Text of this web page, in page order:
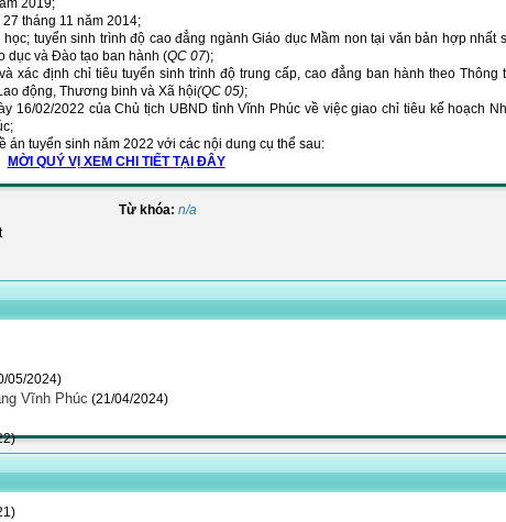
2019;
tháng 11 năm 2014;
tuyển sinh trình độ cao đẳng ngành Giáo dục Mầm non tại văn bản hợp nhất
dục và Đào tạo ban hành (QC 07);
định chỉ tiêu tuyển sinh trình độ trung cấp, cao đẳng ban hành theo Thông
động, Thương binh và Xã hội(QC 05);
2022 của Chủ tịch UBND tỉnh Vĩnh Phúc về việc giao chỉ tiêu kế hoạch
tuyển sinh năm 2022 với các nội dung cụ thể sau:
MỜI QUÝ VỊ XEM CHI TIẾT TẠI ĐÂY
Từ khóa: n/a
05/2024)
Vĩnh Phúc (21/04/2024)